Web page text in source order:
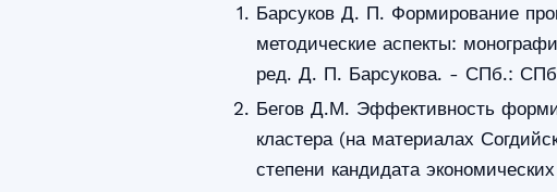
Барсуков Д. П. Формирование
методические аспекты:
ред. Д. П. Барсукова. - СПб.:
Бегов Д.М. Эффективность
кластера (на материалах
степени кандидата